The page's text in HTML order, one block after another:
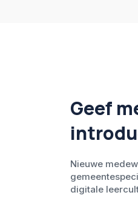
Geef
Nieuwe
digitale